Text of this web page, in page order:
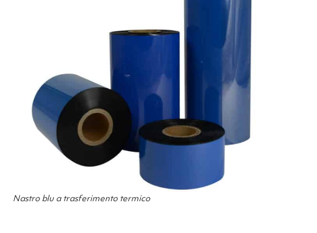
Nastro blu a trasferimento termico